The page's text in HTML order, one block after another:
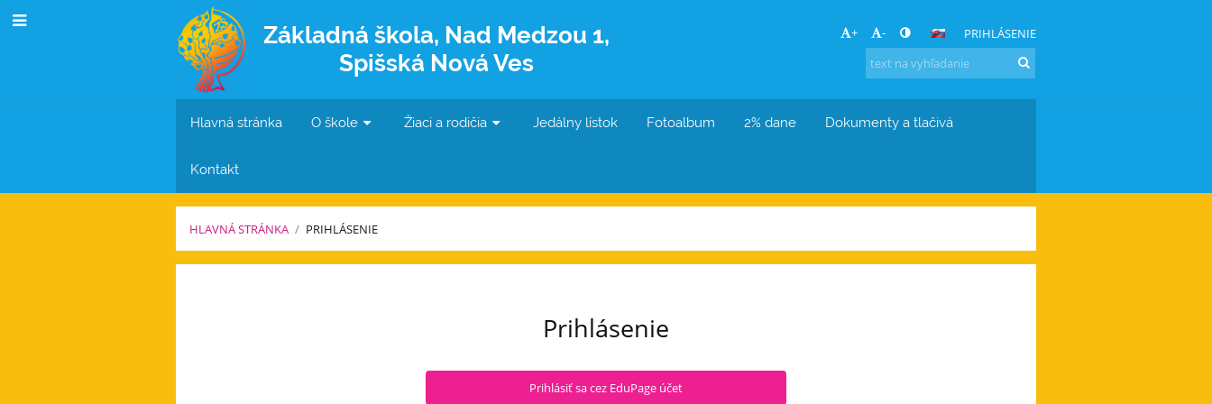
Základná škola, Nad Medzou 1,
Spišská Nová Ves
+ - PRIHLÁSENIE
Hlavná stránka O škole Žiaci a rodičia Jedálny lístok Fotoalbum 2% dane Dokumenty a tlačivá
Kontakt
HLAVNÁ STRÁNKA / PRIHLÁSENIE
Prihlásenie
Prihlásenie
Prihlásiť sa cez EduPage účet